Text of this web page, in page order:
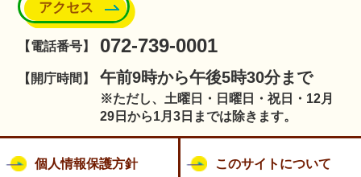
アクセス
【電話番号】 072-739-0001
【開庁時間】 午前9時から午後5時30分まで
※ただし、土曜日・日曜日・祝日・12月
29日から1月3日までは除きます。
個人情報保護方針 このサイトについて